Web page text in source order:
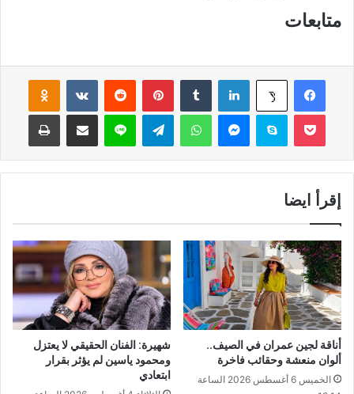
متابعات
فيسبوك ‫X لينكدإن بينتيريست
سكايب واتساب لاين
إقرأ ايضا
أناقة لجين عمران في الصيف..
ألوان منعشة وحقائب فاخرة
الخميس 6 أغسطس 2026 الساعة
شهيرة: الفنان الحقيقي لا يعتزل
ومحمود ياسين لم يؤثر بقرار
ابتعادي